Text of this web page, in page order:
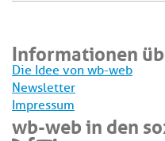
Informationen
Die Idee von wb-web
Newsletter
Impressum
wb-web in den